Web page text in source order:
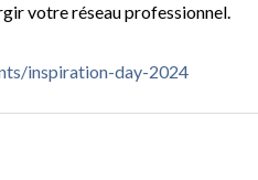
votre réseau professionnel.
inspiration-day-2024